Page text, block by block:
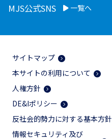
MJS公式SNS 一覧へ
サイトマップ
本サイトの利用について
人権方針
DE&Iポリシー
反社会的勢力に対する基本方針
情報セキュリティ及び